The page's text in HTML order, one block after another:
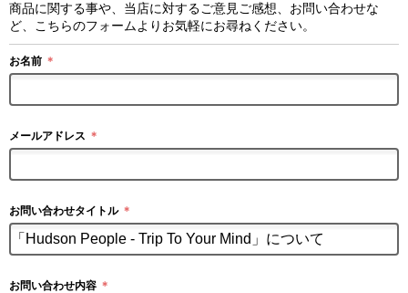
商品に関する事や、当店に対するご意見ご感想、お問い合わせな
ど、こちらのフォームよりお気軽にお尋ねください。
お名前 ＊
メールアドレス ＊
お問い合わせタイトル ＊
お問い合わせ内容 ＊